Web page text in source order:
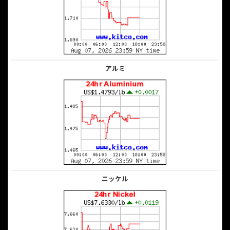
アルミ
ニッケル